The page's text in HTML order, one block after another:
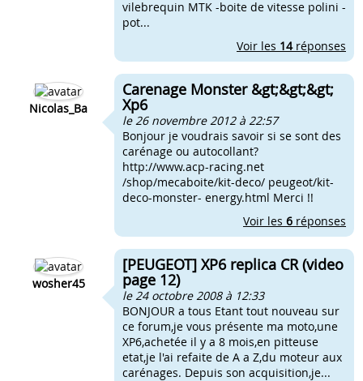
vilebrequin MTK -boite de vitesse polini -
pot...
Voir les 14réponses
Nicolas_Ba
Carenage Monster &gt;&gt;&gt;
Xp6
le 26 novembre 2012 à 22:57
Bonjour je voudrais savoir si se sont des
carénage ou autocollant?
http://www.acp-racing.net
/shop/mecaboite/kit-deco/ peugeot/kit-
deco-monster- energy.html Merci !!
Voir les 6 réponses
wosher45
[PEUGEOT] XP6 replica CR (video
page 12)
le 24 octobre 2008 à 12:33
BONJOUR a tous Etant tout nouveau sur
ce forum,je vous présente ma moto,une
XP6,achetée il y a 8 mois,en pitteuse
etat,je l'ai refaite de A a Z,du moteur aux
carénages. Depuis son acquisition,je...